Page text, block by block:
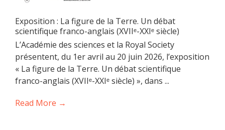
Exposition : La figure de la Terre. Un débat
scientifique franco-anglais (XVIIᵉ-XXIᵉ siècle)
L’Académie des sciences et la Royal Society
présentent, du 1er avril au 20 juin 2026, l’exposition
« La figure de la Terre. Un débat scientifique
franco-anglais (XVIIᵉ-XXIᵉ siècle) », dans ...
Read More →